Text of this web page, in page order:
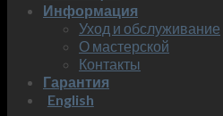
Информация
Уход и обслуживание
О мастерской
Контакты
Гарантия
English